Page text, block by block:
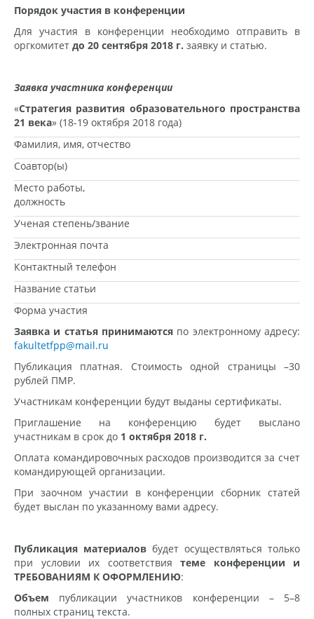
Порядок участия в конференции
Для участия в конференции необходимо отправить в
оргкомитет до 20 сентября 2018 г. заявку и статью.
Заявка участника конференции
«Стратегия развития образовательного пространства
21 века» (18-19 октября 2018 года)
Фамилия, имя, отчество
Соавтор(ы)
Место работы,
должность
Ученая степень/звание
Электронная почта
Контактный телефон
Название статьи
Форма участия
Заявка и статья принимаются по электронному адресу:
fakultetfpp@mail.ru
Публикация платная. Стоимость одной страницы –30
рублей ПМР.
Участникам конференции будут выданы сертификаты.
Приглашение на конференцию будет выслано
участникам в срок до 1 октября 2018 г.
Оплата командировочных расходов производится за счет
командирующей организации.
При заочном участии в конференции сборник статей
будет выслан по указанному вами адресу.
Публикация материалов будет осуществляться только
при условии их соответствия теме конференции и
ТРЕБОВАНИЯМ К ОФОРМЛЕНИЮ:
Объем публикации участников конференции – 5–8
полных страниц текста.